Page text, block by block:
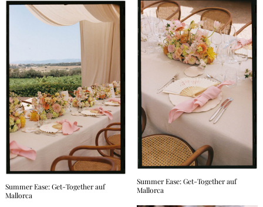
Summer Ease: Get-Together auf
Mallorca
Summer Ease: Get-Together auf
Mallorca